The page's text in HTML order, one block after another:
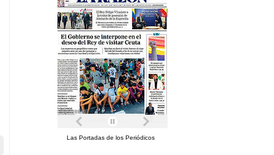
Las Portadas de los Periódicos